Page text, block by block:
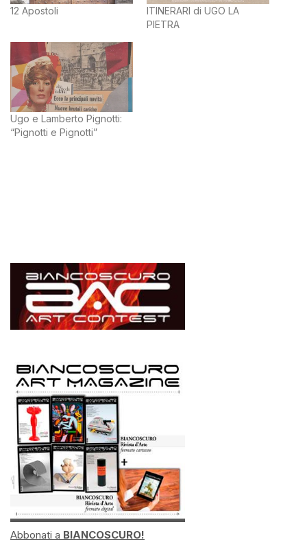
12 Apostoli
ITINERARI di UGO LA
PIETRA
Ugo e Lamberto Pignotti:
“Pignotti e Pignotti”
Abbonati a BIANCOSCURO!